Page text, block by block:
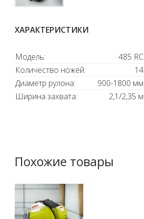
ХАРАКТЕРИСТИКИ
Модель:
485 RC
Количество ножей:
14
Диаметр рулона:
900-1800 мм
Ширина захвата:
2,1/2,35 м
Похожие товары